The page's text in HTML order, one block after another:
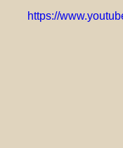
https://